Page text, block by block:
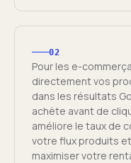
02
Pour les e-
directement vos
dans les résultats
achète avant de
améliore le taux de
votre flux produits
maximiser votre